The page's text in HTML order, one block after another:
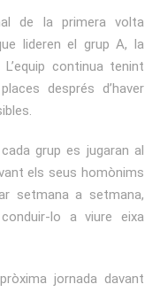
de la primera volta
lideren el grup A, la
continua tenint
després d’haver
grup es jugaran al
els seus homònims
setmana a setmana,
lo a viure eixa
jornada davant